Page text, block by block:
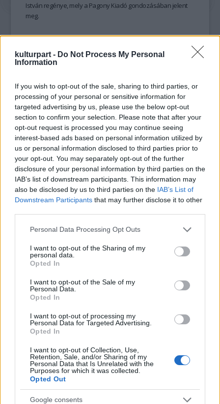
kulturpart - Do Not Process My Personal
Information
If you wish to opt-out of the sale, sharing to third parties, or
processing of your personal or sensitive information for
targeted advertising by us, please use the below opt-out
section to confirm your selection. Please note that after your
opt-out request is processed you may continue seeing
interest-based ads based on personal information utilized by
us or personal information disclosed to third parties prior to
your opt-out. You may separately opt-out of the further
disclosure of your personal information by third parties on the
IAB’s list of downstream participants. This information may
also be disclosed by us to third parties on the IAB’s List of
Downstream Participants that may further disclose it to other
Please note that this website/app uses one or more Google
not limited to your visit or usage behaviour. You may click to
grant or deny consent to Google and its third-party tags to
use your data for below specified purposes in below Google
consent section.
Personal Data Processing Opt Outs
I want to opt-out of the Sharing of my
personal data.
Opted In
I want to opt-out of the Sale of my
Personal Data.
Opted In
I want to opt-out of processing my
Personal Data for Targeted Advertising.
Opted In
I want to opt-out of Collection, Use,
Retention, Sale, and/or Sharing of my
Personal Data that Is Unrelated with the
Purposes for which it was collected.
Opted Out
Google consents
István regénye, mely a Pagony Kiadó gondozásában jelent
meg.
Az Időfutár szállítja a sikert
2013. 04. 26.|Kultúrpart
Videópályázatot hirdet aPozsonyi Pagony KiadóKészíts
mozit az Időfutárból!címmel.11 és 19 év közti diákok
Egy napi sorozat titkai
2012. 11. 27. Kultúrpart